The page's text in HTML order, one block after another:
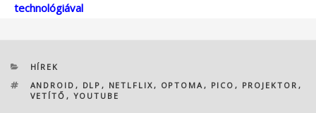
technológiával
KATEGÓRIÁK
HÍREK
CÍMKÉK
ANDROID , DLP , NETLFLIX, OPTOMA, PICO , PROJEKTOR ,
VETÍTŐ , YOUTUBE